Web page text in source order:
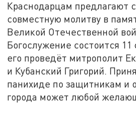
Краснодарцам предлагают
совместную молитву в
Великой Отечественной
Богослужение состоится 11
его проведёт митрополит
и Кубанский Григорий.
панихиде по защитникам и
города может любой